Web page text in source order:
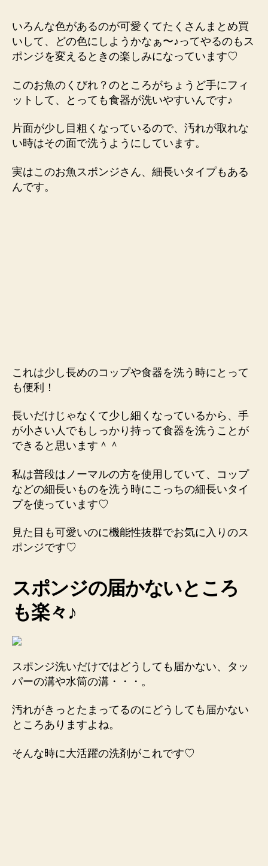
いろんな色があるのが可愛くてたくさんまとめ買
いして、どの色にしようかなぁ〜♪ってやるのもス
ポンジを変えるときの楽しみになっています♡
このお魚のくびれ？のところがちょうど手にフィ
ットして、とっても食器が洗いやすいんです♪
片面が少し目粗くなっているので、汚れが取れな
い時はその面で洗うようにしています。
実はこのお魚スポンジさん、細長いタイプもある
んです。
これは少し長めのコップや食器を洗う時にとって
も便利！
長いだけじゃなくて少し細くなっているから、手
が小さい人でもしっかり持って食器を洗うことが
できると思います＾＾
私は普段はノーマルの方を使用していて、コップ
などの細長いものを洗う時にこっちの細長いタイ
プを使っています♡
見た目も可愛いのに機能性抜群でお気に入りのス
ポンジです♡
スポンジの届かないところ
も楽々♪
スポンジ洗いだけではどうしても届かない、タッ
パーの溝や水筒の溝・・・。
汚れがきっとたまってるのにどうしても届かない
ところありますよね。
そんな時に大活躍の洗剤がこれです♡